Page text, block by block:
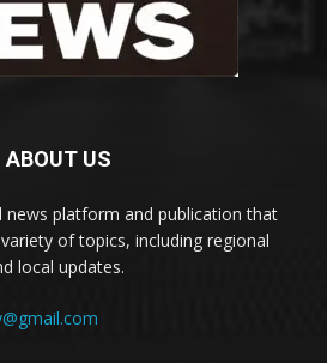
ABOUT US
news platform and publication that
of topics, including regional
local updates.